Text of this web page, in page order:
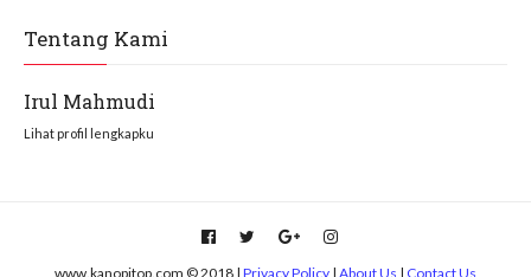
Tentang Kami
Irul Mahmudi
Lihat profil lengkapku
www.kanopitop.com © 2018 | Privacy Policy | About Us | Contact Us